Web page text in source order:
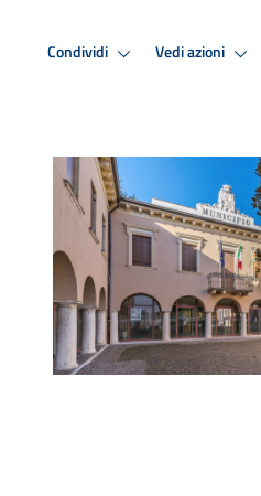
Condividi Vedi azioni